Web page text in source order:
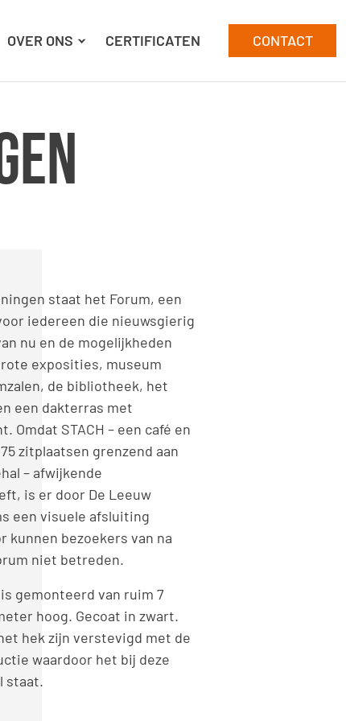
OVER ONS CERTIFICATEN CONTACT
staat het Forum, een
iedereen die nieuwsgierig
nu en de mogelijkheden
exposities, museum
de bibliotheek, het
een dakterras met
Omdat STACH – een café en
zitplaatsen grenzend aan
– afwijkende
is er door De Leeuw
een visuele afsluiting
kunnen bezoekers van na
niet betreden.
gemonteerd van ruim 7
hoog. Gecoat in zwart.
hek zijn verstevigd met de
waardoor het bij deze
staat.